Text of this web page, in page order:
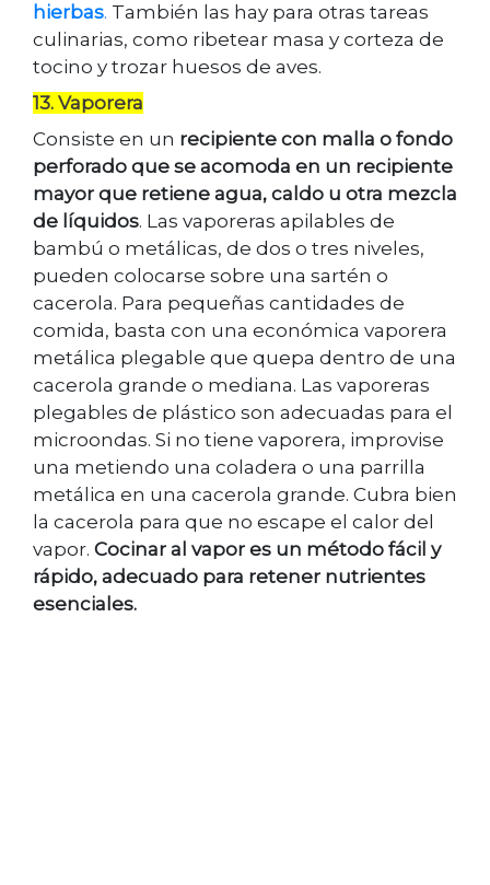
hierbas. También las hay para otras tareas
culinarias, como ribetear masa y corteza de
tocino y trozar huesos de aves.
13. Vaporera
Consiste en un recipiente con malla o fondo
perforado que se acomoda en un recipiente
mayor que retiene agua, caldo u otra mezcla
de líquidos. Las vaporeras apilables de
bambú o metálicas, de dos o tres niveles,
pueden colocarse sobre una sartén o
cacerola. Para pequeñas cantidades de
comida, basta con una económica vaporera
metálica plegable que quepa dentro de una
cacerola grande o mediana. Las vaporeras
plegables de plástico son adecuadas para el
microondas. Si no tiene vaporera, improvise
una metiendo una coladera o una parrilla
metálica en una cacerola grande. Cubra bien
la cacerola para que no escape el calor del
vapor. Cocinar al vapor es un método fácil y
rápido, adecuado para retener nutrientes
esenciales.